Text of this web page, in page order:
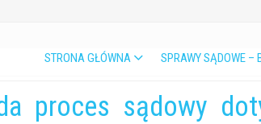
STRONA GŁÓWNA SPRAWY SĄDOWE –
proces sądowy